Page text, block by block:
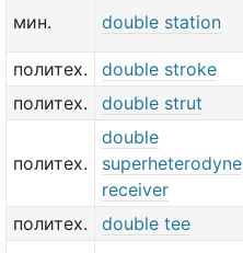
мин. double station
политех.
double stroke
политех.
double strut
политех.
double
superheterodyne
receiver
политех.
double tee